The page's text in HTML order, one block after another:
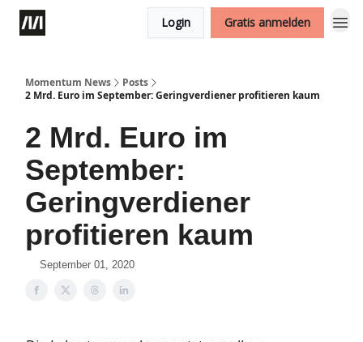
Login Gratis anmelden
Momentum News
Posts
2 Mrd. Euro im September: Geringverdiener profitieren kaum
2 Mrd. Euro im
September:
Geringverdiener
profitieren kaum
September 01, 2020